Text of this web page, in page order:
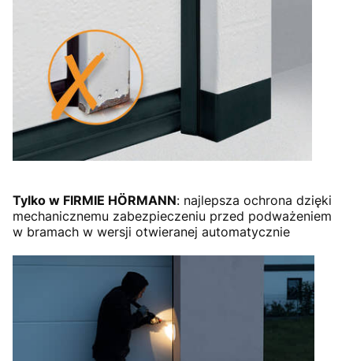
Tylko w FIRMIE HÖRMANN: najlepsza ochrona dzięki
mechanicznemu zabezpieczeniu przed podważeniem
w bramach w wersji otwieranej automatycznie